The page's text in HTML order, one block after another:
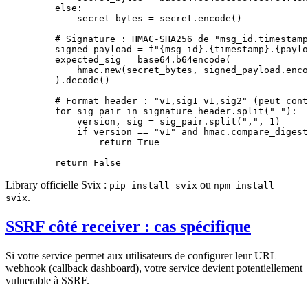
    else
:
        secret_bytes
= secret.encode()
# Signature : HMAC-SHA256 de
    signed_payload
= f " { msg_id } . { timestamp } . {
    expected_sig
= base64.b64encode(
hmac.new(secret_bytes,
    ).decode()
# Format header : "v1,sig1 v1,sig2" (peut
    for
sig_pair in signature_header.split( " " ):
        version, sig
= sig_pair.split( "," , 1 )
        if
version == "v1" and
            return
True
    return
False
Library officielle Svix : pip install svix ou npm install
svix.
SSRF côté receiver : cas spécifique
Si votre service permet aux utilisateurs de configurer leur URL
webhook (callback dashboard), votre service devient potentiellement
vulnerable à SSRF.